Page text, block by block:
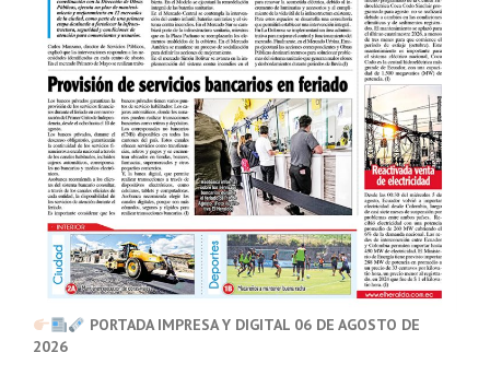
PORTADA IMPRESA Y DIGITAL 06 DE AGOSTO DE
2026